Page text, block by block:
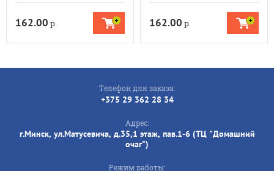
162.00 р. 162.00 р.
Телефон для заказа:
+375 29 362 28 34
Адрес:
г.Минск, ул.Матусевича, д.35,1 этаж, пав.1-6 (ТЦ "Домашний
очаг")
Режим работы: